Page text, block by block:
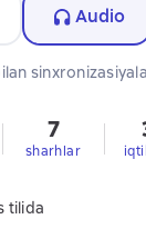
Audio
7
sharhlar
tilida